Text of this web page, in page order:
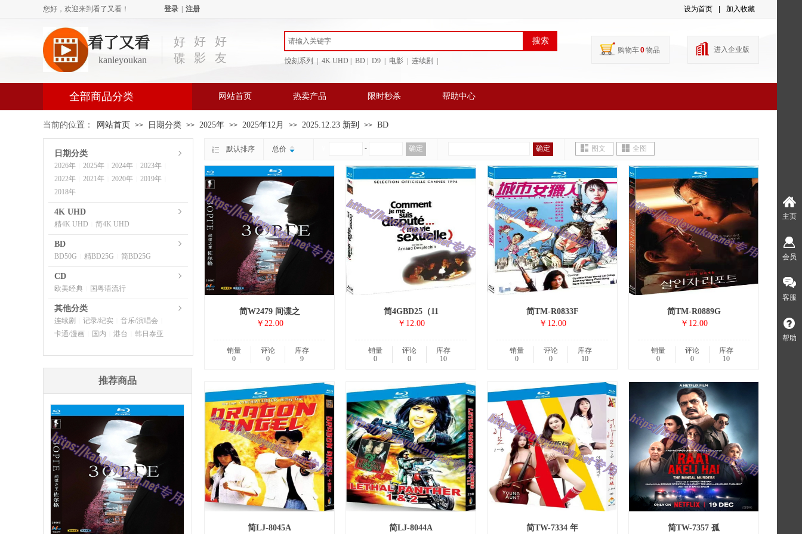
您好，欢迎来到看了又看！ 登录 注册 设为首页 加入收藏
好
碟
好
影
好
友
悅刻系列 | 4K UHD | BD | D9 | 电影 | 连续剧 |
购物车0物品 进入企业版
看了又看
kanleyoukan
搜索
全部商品分类 网站首页 热卖产品 限时秒杀 帮助中心
当前的位置： 网站首页 >> 日期分类 >> 2025年 >> 2025年12月 >> 2025.12.23 新到 >> BD
默认排序 总价 - 确定 确定 图文 全图
简W2479 间谍之
￥22.00
销量
0
评论
0
库存
9
简4GBD25（11
￥12.00
销量
0
评论
0
库存
10
简TM-R0833F
￥12.00
销量
0
评论
0
库存
10
简TM-R0889G
￥12.00
销量
0
评论
0
库存
10
简LJ-8045A 简LJ-8044A 简TW-7334 年 简TW-7357 孤
日期分类
2026年 2025年 2024年 2023年
2022年 2021年 2020年 2019年
2018年
4K UHD
精4K UHD 简4K UHD
BD
BD50G 精BD25G 简BD25G
CD
欧美经典 国粤语流行
其他分类
连续剧 记录/纪实 音乐/演唱会
卡通/漫画 国内 港台 韩日泰亚
推荐商品
主页
会员
客服
帮助